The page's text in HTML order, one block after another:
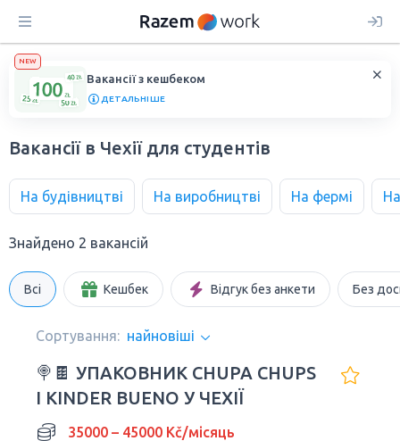
NEW
Вакансії з кешбеком
ДЕТАЛЬНІШЕ
Вакансії в Чехії для студентів
На будівництві На виробництві На фермі
Знайдено 2 вакансій
Всі Кешбек Відгук без анкети Без
Сортування: найновіші
🍭🍫 УПАКОВНИК CHUPA CHUPS
І KINDER BUENO У ЧЕХІЇ
35000 – 45000 Kč/місяць